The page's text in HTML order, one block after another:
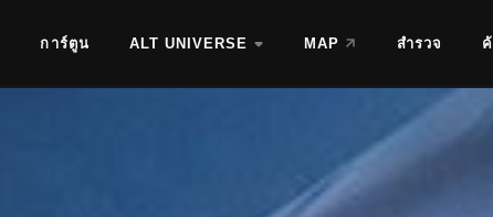
การ์ตูน ALT UNIVERSE MAP สำรวจ